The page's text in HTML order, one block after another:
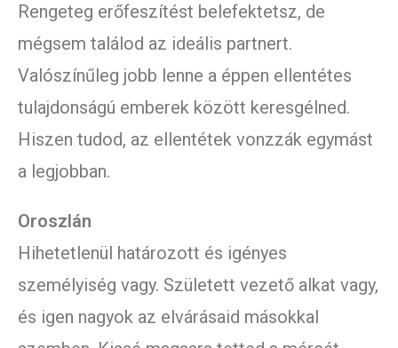
Rengeteg erőfeszítést belefektetsz, de
mégsem találod az ideális partnert.
Valószínűleg jobb lenne a éppen ellentétes
tulajdonságú emberek között keresgélned.
Hiszen tudod, az ellentétek vonzzák egymást
a legjobban.
Oroszlán
Hihetetlenül határozott és igényes
személyiség vagy. Született vezető alkat vagy,
és igen nagyok az elvárásaid másokkal